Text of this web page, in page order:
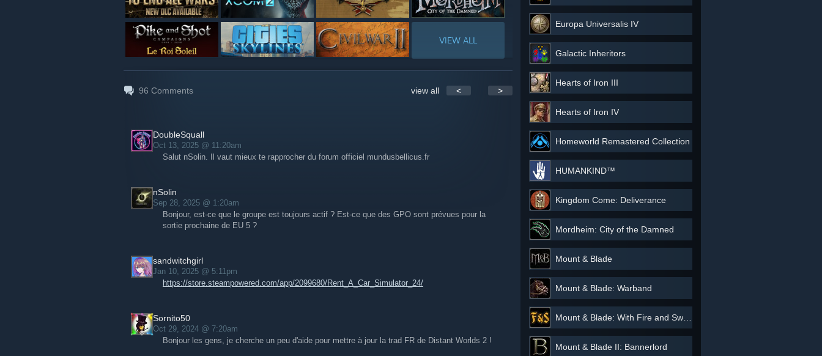
VIEW ALL
96 Comments view all < >
DoubleSquall
Oct 13, 2025 @ 11:20am
Salut nSolin. Il vaut mieux te rapprocher du forum officiel mundusbellicus.fr
nSolin
Sep 28, 2025 @ 1:20am
Bonjour, est-ce que le groupe est toujours actif ? Est-ce que des GPO sont prévues pour la
sortie prochaine de EU 5 ?
sandwitchgirl
Jan 10, 2025 @ 5:11pm
https://store.steampowered.com/app/2099680/Rent_A_Car_Simulator_24/
Sornito50
Oct 29, 2024 @ 7:20am
Bonjour les gens, je cherche un peu d'aide pour mettre à jour la trad FR de Distant Worlds 2 !
Europa Universalis IV
Galactic Inheritors
Hearts of Iron III
Hearts of Iron IV
Homeworld Remastered Collection
HUMANKIND™
Kingdom Come: Deliverance
Mordheim: City of the Damned
Mount & Blade
Mount & Blade: Warband
Mount & Blade: With Fire and Sword
Mount & Blade II: Bannerlord